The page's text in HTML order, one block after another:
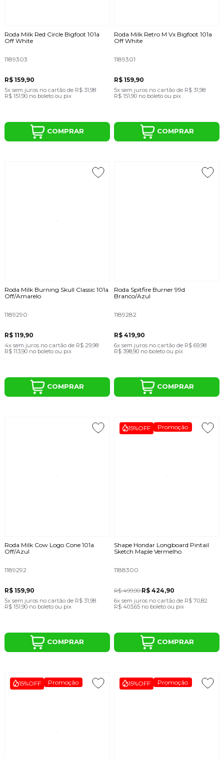
Roda Milk Red Circle Bigfoot 101a
Off White
1189303
R$ 159,90
5x sem juros no cartãode R$ 31,98
R$ 151,90 no boleto ou pix
COMPRAR
Roda Milk Retro M Vx Bigfoot 101a
Off White
1189301
R$ 159,90
5x sem juros no cartão de R$ 31,98
R$ 151,90 no boleto ou pix
COMPRAR
Roda Milk Burning Skull Classic 101a
Off/Amarelo
1189290
R$ 119,90
4x sem juros no cartãode R$ 29,98
R$ 113,90 no boleto ou pix
COMPRAR
Roda Spitfire Burner 99d
Branco/Azul
1189282
R$ 419,90
6x sem juros no cartão de R$ 69,98
R$ 398,90 no boleto ou pix
COMPRAR
Roda Milk Cow Logo Cone 101a
Off/Azul
1189292
R$ 159,90
5x sem juros no cartãode R$ 31,98
R$ 151,90 no boleto ou pix
COMPRAR
15%OFF Promoção
Shape Hondar Longboard Pintail
Sketch Maple Vermelho
1188300
R$ 499,90R$ 424,90
6x sem juros no cartão de R$ 70,82
R$ 403,65 no boleto ou pix
COMPRAR
15%OFF Promoção 15%OFF Promoção